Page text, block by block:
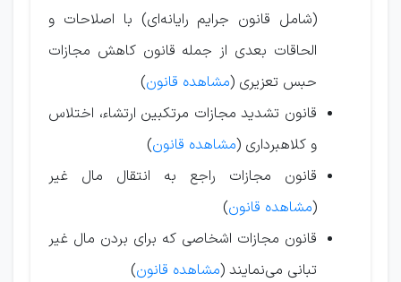
(شامل قانون جرایم رایانه‌ای) با اصلاحات و
الحاقات بعدی از جمله قانون کاهش مجازات
حبس تعزیری (مشاهده قانون)
قانون تشدید مجازات مرتکبین ارتشاء، اختلاس
و کلاهبرداری (مشاهده قانون)
قانون مجازات راجع به انتقال مال غیر
(مشاهده قانون)
قانون مجازات اشخاصی که برای بردن مال غیر
تبانی می‌نمایند (مشاهده قانون)